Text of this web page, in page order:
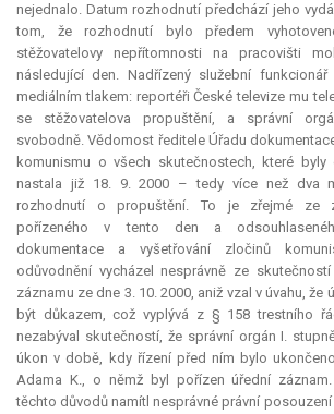
nejednalo. Datum rozhodnutí předchází jeho
tom, že rozhodnutí bylo předem
stěžovatelovy nepřítomnosti na pracovišti
následující den. Nadřízený služební
mediálním tlakem: reportéři České televize mu
se stěžovatelova propuštění, a správní
svobodně. Vědomost ředitele Úřadu
komunismu o všech skutečnostech, které byly
nastala již 18. 9. 2000 – tedy více než dva
rozhodnutí o propuštění. To je zřejmé ze
pořízeného v tento den a
dokumentace a vyšetřování zločinů
odůvodnění vycházel nesprávně ze
záznamu ze dne 3. 10. 2000, aniž vzal v úvahu, že
být důkazem, což vyplývá z § 158 trestního
nezabýval skutečností, že správní orgán I.
úkon v době, kdy řízení před ním bylo
Adama K., o němž byl pořízen úřední
těchto důvodů namítl nesprávné právní